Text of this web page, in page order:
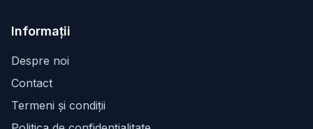
Informații
Despre noi
Contact
Termeni și condiții